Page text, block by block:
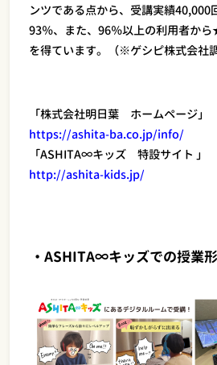
ンツである点から、受講実績40,000
93％、また、96％以上の利用者か
を得ています。（※ゲシピ株式会社調
「株式会社明日葉 ホームページ」
https://ashita-ba.co.jp/info/
「ASHITA∞キッズ 特設サイト 」
http://ashita-kids.jp/
・ASHITA∞キッズでの授業